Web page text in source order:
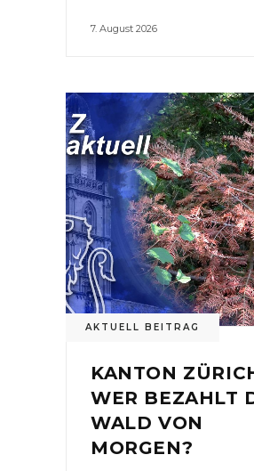
7. August 2026
AKTUELL BEITRAG
KANTON
WER BEZAHLT
WALD VON
MORGEN?